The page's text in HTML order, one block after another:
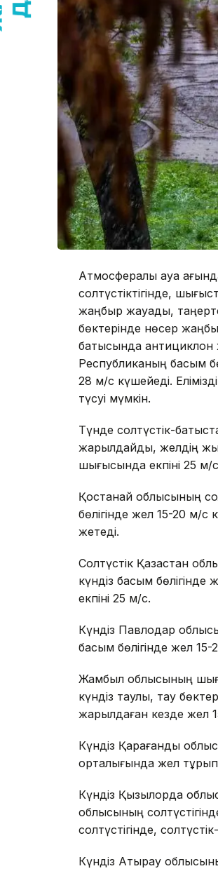
Атмосфералық ауа
солтүстіктігінде,
жаңбыр жауады,
бөктерінде нөсер
батысында
Республиканың басым
28 м/с күшейеді.
түсуі мүмкін.
Түнде солтүстік-
жарқылдайды, желдің
шығысында екпіні 25 м/
Қостанай облысының
бөлігінде жел 15-20 м/с
жетеді.
Солтүстік Қазақстан
күндіз басым
екпіні 25 м/с.
Күндіз Павлодар
басым бөлігінде жел
Жамбыл облысының
күндіз таулы, тау
жарқылдаған кезде жел
Күндіз Қарағанды
орталығында жел
Күндіз Қызылорда
облысының
солтүстігінде,
Күндіз Атырау